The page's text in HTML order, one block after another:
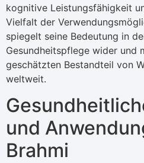
kognitive Leistungsfähigkeit
Vielfalt der
spiegelt seine Bedeutung in
Gesundheitspflege wider und
geschätzten Bestandteil von
weltweit.
und
Brahmi